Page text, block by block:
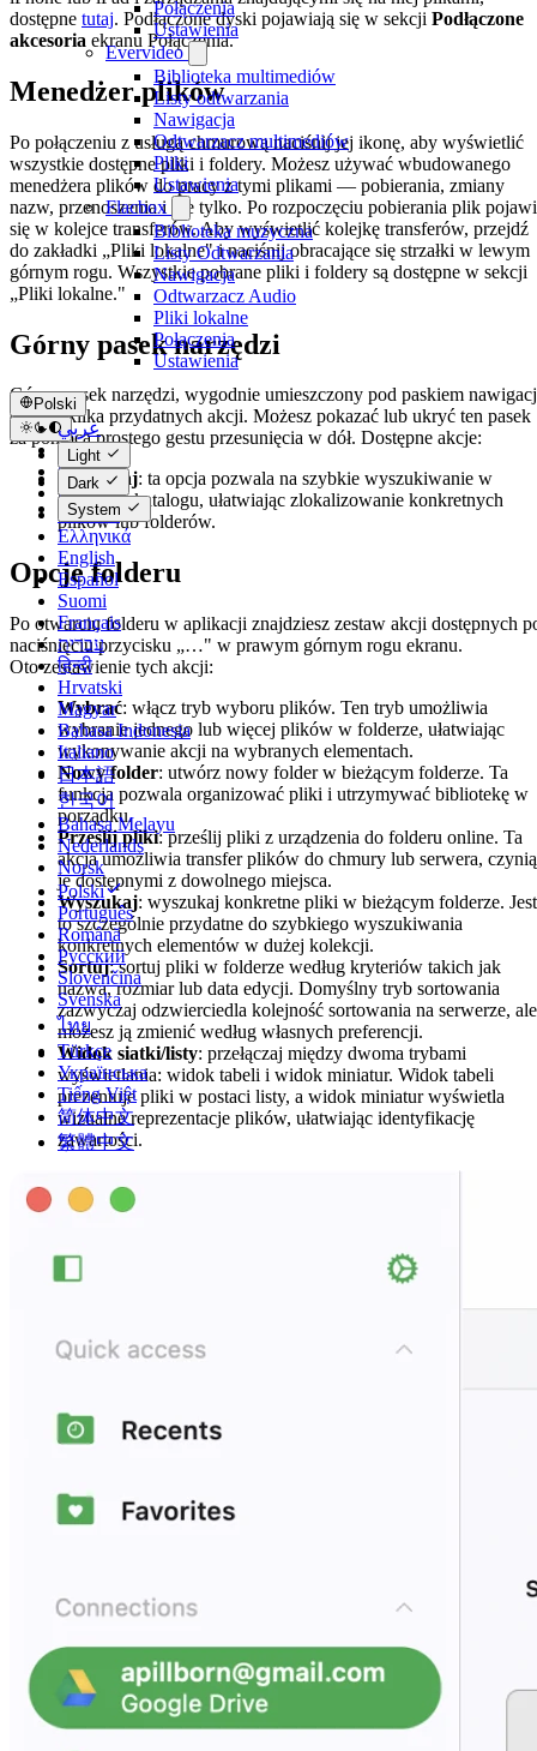
Połączenia
Ustawienia
Evervideo
Biblioteka multimediów
Listy odtwarzania
Nawigacja
Odtwarzacz multimediów
Pliki
Ustawienia
Flacbox
Biblioteka muzyczna
Listy Odtwarzania
Nawigacja
Odtwarzacz Audio
Pliki lokalne
Połączenia
Ustawienia
Polski
عربي
Català
Čeština
Dansk
Deutsch
Ελληνικά
English
Español
Suomi
Français
עברית
हिन्दी
Hrvatski
Magyar
Bahasa Indonesia
Italiano
日本語
한국어
Bahasa Melayu
Nederlands
Norsk
Polski
Português
Română
Русский
Slovenčina
Svenska
ไทย
Türkçe
Українська
Tiếng Việt
简体中文
繁體中文
Light
Dark
System
dostępne tutaj. Podłączone dyski pojawiają się w sekcji Podłączone
akcesoria ekranu Połączenia.
Menedżer plików
Po połączeniu z usługą chmurową naciśnij jej ikonę, aby wyświetlić
wszystkie dostępne pliki i foldery. Możesz używać wbudowanego
menedżera plików do pracy z tymi plikami — pobierania, zmiany
nazw, przenoszenia i nie tylko. Po rozpoczęciu pobierania plik pojawi
się w kolejce transferów. Aby wyświetlić kolejkę transferów, przejdź
do zakładki „Pliki lokalne" i naciśnij obracające się strzałki w lewym
górnym rogu. Wszystkie pobrane pliki i foldery są dostępne w sekcji
„Pliki lokalne."
Górny pasek narzędzi
Górny pasek narzędzi, wygodnie umieszczony pod paskiem
oferuje kilka przydatnych akcji. Możesz pokazać lub ukryć ten pasek
za pomocą prostego gestu przesunięcia w dół. Dostępne akcje:
Wyszukaj: ta opcja pozwala na szybkie wyszukiwanie w
bieżącym katalogu, ułatwiając zlokalizowanie konkretnych
plików lub folderów.
Opcje folderu
Po otwarciu folderu w aplikacji znajdziesz zestaw akcji dostępnych
naciśnięciu przycisku „…" w prawym górnym rogu ekranu.
Oto zestawienie tych akcji:
Wybrać: włącz tryb wyboru plików. Ten tryb umożliwia
wybranie jednego lub więcej plików w folderze, ułatwiając
wykonywanie akcji na wybranych elementach.
Nowy folder: utwórz nowy folder w bieżącym folderze. Ta
funkcja pozwala organizować pliki i utrzymywać bibliotekę w
porządku.
Prześlij pliki: prześlij pliki z urządzenia do folderu online. Ta
akcja umożliwia transfer plików do chmury lub serwera,
je dostępnymi z dowolnego miejsca.
Wyszukaj: wyszukaj konkretne pliki w bieżącym folderze. Jest
to szczególnie przydatne do szybkiego wyszukiwania
konkretnych elementów w dużej kolekcji.
Sortuj: sortuj pliki w folderze według kryteriów takich jak
nazwa, rozmiar lub data edycji. Domyślny tryb sortowania
zazwyczaj odzwierciedla kolejność sortowania na serwerze, ale
możesz ją zmienić według własnych preferencji.
Widok siatki/listy: przełączaj między dwoma trybami
wyświetlania: widok tabeli i widok miniatur. Widok tabeli
prezentuje pliki w postaci listy, a widok miniatur wyświetla
wizualne reprezentacje plików, ułatwiając identyfikację
zawartości.